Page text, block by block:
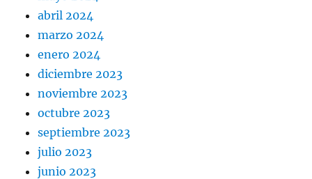
abril 2024
marzo 2024
enero 2024
diciembre 2023
noviembre 2023
octubre 2023
septiembre 2023
julio 2023
junio 2023